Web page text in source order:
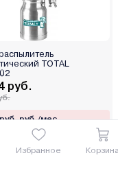
Избранное
TOTAL
руб.
руб./мес.
Купить